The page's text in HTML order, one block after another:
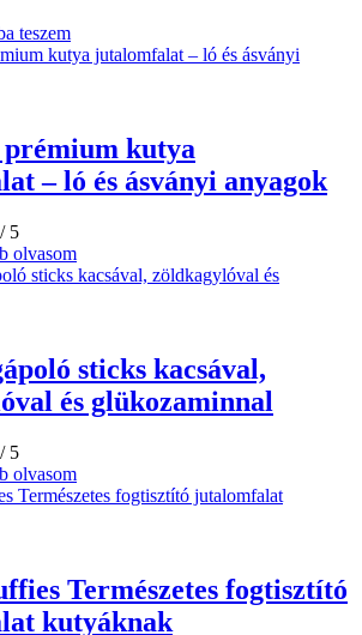
teszem
prémium kutya
– ló és ásványi anyagok
/ 5
olvasom
sticks kacsával,
és glükozaminnal
/ 5
olvasom
Természetes fogtisztító
kutyáknak